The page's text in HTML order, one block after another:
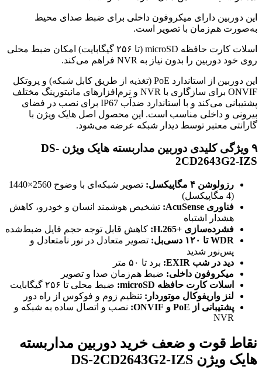
این دوربین دارای میکروفون داخلی برای ضبط صدای محیط
به‌صورت هم‌زمان با تصویر است.
اسلات کارت حافظه microSD (تا ۲۵۶ گیگابایت) امکان ضبط محلی
روی خود دوربین را بدون نیاز به NVR فراهم می‌کند.
این دوربین از استاندارد PoE (تغذیه از طریق کابل شبکه) و پروتکل
ONVIF برای سازگاری با NVR و نرم‌افزارهای مانیتورینگ مختلف
پشتیبانی می‌کند و با استاندارد ضدآب IP67 برای نصب در فضای
بیرونی و داخلی مناسب است. این محصول اصل هایک ویژن با
گارانتی معتبر توسط دیدار شبکه عرضه می‌شود.
۹ ویژگی کلیدی دوربین مداربسته هایک ویژن DS-
2CD2643G2-IZS
رزولوشن ۴ مگاپیکسل:
تصویر شبکه‌ای با وضوح 2560×1440
(4 مگاپیکسل)
فناوری AcuSense:
تشخیص هوشمند انسان و خودرو، کاهش
هشدار اشتباه
فشرده‌سازی H.265+‎:
کاهش قابل توجه حجم فایل ضبط‌شده
WDR تا ۱۲۰ دسی‌بل:
تصویر متعادل در نور نامتعادل و
پس‌نور شدید
دید در شب EXIR:
برد تا ۵۰ متر
میکروفون داخلی: ضبط هم‌زمان صدا و تصویر
اسلات کارت حافظه microSD:
ضبط محلی تا ۲۵۶ گیگابایت
لنز واریفوکال موتوردار: تنظیم زوم و فوکوس از راه دور
پشتیبانی از PoE و ONVIF:
نصب و اتصال ساده به شبکه و
NVR
نقاط قوت و ضعف خرید دوربین مداربسته
هایک ویژن DS-2CD2643G2-IZS